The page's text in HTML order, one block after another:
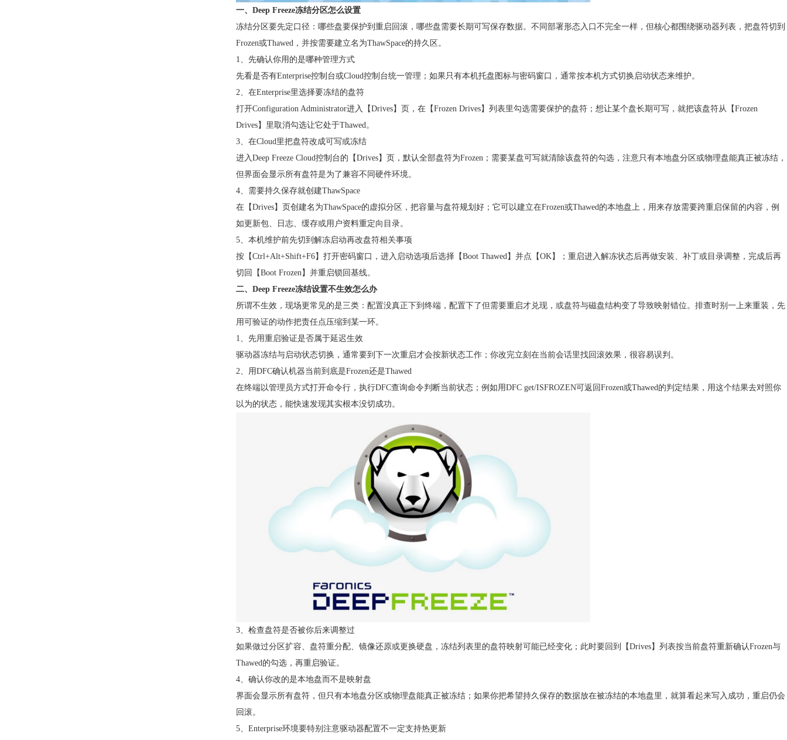
一、Deep Freeze冻结分区怎么设置
冻结分区要先定口径：哪些盘要保护到重启回滚，哪些盘需要长期可写保存数据。不同部署形态入口不完全一样，但核心都围绕驱动器列表，把盘符切到
Frozen或Thawed，并按需要建立名为ThawSpace的持久区。
1、先确认你用的是哪种管理方式
先看是否有Enterprise控制台或Cloud控制台统一管理；如果只有本机托盘图标与密码窗口，通常按本机方式切换启动状态来维护。
2、在Enterprise里选择要冻结的盘符
打开Configuration Administrator进入【Drives】页，在【Frozen Drives】列表里勾选需要保护的盘符；想让某个盘长期可写，就把该盘符从【Frozen
Drives】里取消勾选让它处于Thawed。
3、在Cloud里把盘符改成可写或冻结
进入Deep Freeze Cloud控制台的【Drives】页，默认全部盘符为Frozen；需要某盘可写就清除该盘符的勾选，注意只有本地盘分区或物理盘能真正被冻结，
但界面会显示所有盘符是为了兼容不同硬件环境。
4、需要持久保存就创建ThawSpace
在【Drives】页创建名为ThawSpace的虚拟分区，把容量与盘符规划好；它可以建立在Frozen或Thawed的本地盘上，用来存放需要跨重启保留的内容，例
如更新包、日志、缓存或用户资料重定向目录。
5、本机维护前先切到解冻启动再改盘符相关事项
按【Ctrl+Alt+Shift+F6】打开密码窗口，进入启动选项后选择【Boot Thawed】并点【OK】；重启进入解冻状态后再做安装、补丁或目录调整，完成后再
切回【Boot Frozen】并重启锁回基线。
二、Deep Freeze冻结设置不生效怎么办
所谓不生效，现场更常见的是三类：配置没真正下到终端，配置下了但需要重启才兑现，或盘符与磁盘结构变了导致映射错位。排查时别一上来重装，先
用可验证的动作把责任点压缩到某一环。
1、先用重启验证是否属于延迟生效
驱动器冻结与启动状态切换，通常要到下一次重启才会按新状态工作；你改完立刻在当前会话里找回滚效果，很容易误判。
2、用DFC确认机器当前到底是Frozen还是Thawed
在终端以管理员方式打开命令行，执行DFC查询命令判断当前状态；例如用DFC get/ISFROZEN可返回Frozen或Thawed的判定结果，用这个结果去对照你
以为的状态，能快速发现其实根本没切成功。
3、检查盘符是否被你后来调整过
如果做过分区扩容、盘符重分配、镜像还原或更换硬盘，冻结列表里的盘符映射可能已经变化；此时要回到【Drives】列表按当前盘符重新确认Frozen与
Thawed的勾选，再重启验证。
4、确认你改的是本地盘而不是映射盘
界面会显示所有盘符，但只有本地盘分区或物理盘能真正被冻结；如果你把希望持久保存的数据放在被冻结的本地盘里，就算看起来写入成功，重启仍会
回滚。
5、Enterprise环境要特别注意驱动器配置不一定支持热更新